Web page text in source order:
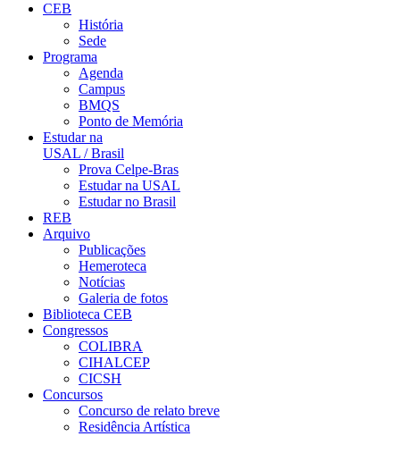
CEB
História
Sede
Programa
Agenda
Campus
BMQS
Ponto de Memória
Estudar na
USAL / Brasil
Prova Celpe-Bras
Estudar na USAL
Estudar no Brasil
REB
Arquivo
Publicações
Hemeroteca
Notícias
Galeria de fotos
Biblioteca CEB
Congressos
COLIBRA
CIHALCEP
CICSH
Concursos
Concurso de relato breve
Residência Artística